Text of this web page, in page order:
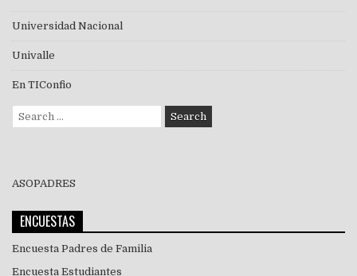
Universidad Nacional
Univalle
En TIConfio
Search
for:
ASOPADRES
ENCUESTAS
Encuesta Padres de Familia
Encuesta Estudiantes